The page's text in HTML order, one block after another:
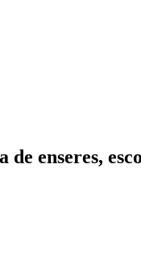
enseres,